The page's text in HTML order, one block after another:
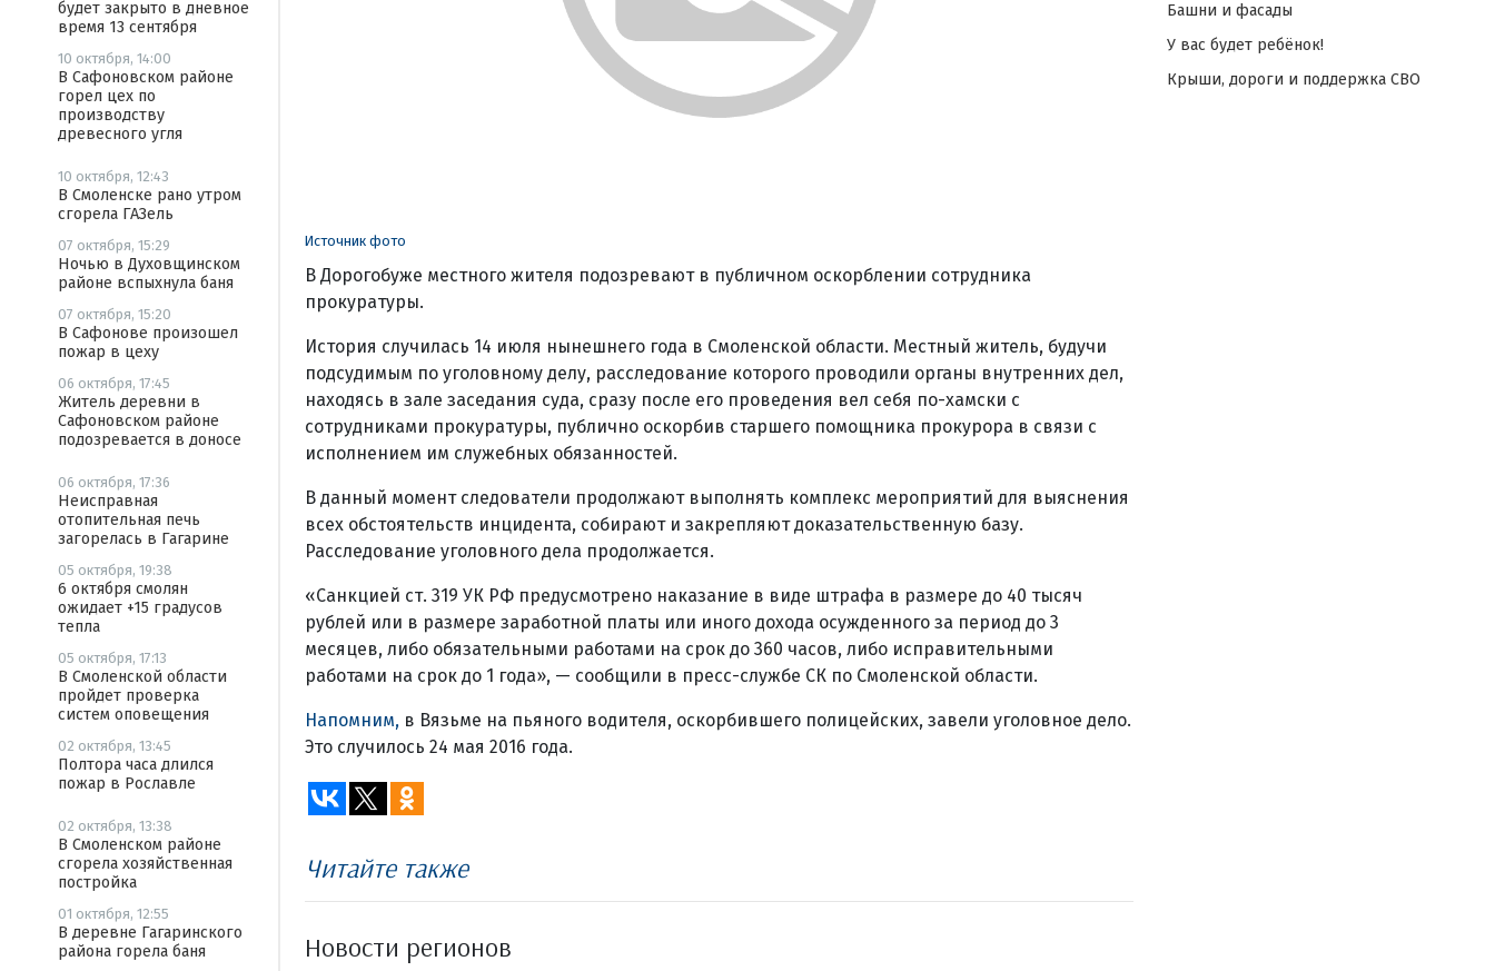
будет закрыто в дневное
время 13 сентября
10 октября, 14:00
В Сафоновском районе
горел цех по
производству
древесного угля
10 октября, 12:43
В Смоленске рано утром
сгорела ГАЗель
07 октября, 15:29
Ночью в Духовщинском
районе вспыхнула баня
07 октября, 15:20
В Сафонове произошел
пожар в цеху
06 октября, 17:45
Житель деревни в
Сафоновском районе
подозревается в доносе
06 октября, 17:36
Неисправная
отопительная печь
загорелась в Гагарине
05 октября, 19:38
6 октября смолян
ожидает +15 градусов
тепла
05 октября, 17:13
В Смоленской области
пройдет проверка
систем оповещения
02 октября, 13:45
Полтора часа длился
пожар в Рославле
02 октября, 13:38
В Смоленском районе
сгорела хозяйственная
постройка
01 октября, 12:55
В деревне Гагаринского
района горела баня
Источник фото
В Дорогобуже местного жителя подозревают в публичном оскорблении сотрудника
прокуратуры.
История случилась 14 июля нынешнего года в Смоленской области. Местный житель, будучи
подсудимым по уголовному делу, расследование которого проводили органы внутренних дел,
находясь в зале заседания суда, сразу после его проведения вел себя по-хамски с
сотрудниками прокуратуры, публично оскорбив старшего помощника прокурора в связи с
исполнением им служебных обязанностей.
В данный момент следователи продолжают выполнять комплекс мероприятий для выяснения
всех обстоятельств инцидента, собирают и закрепляют доказательственную базу.
Расследование уголовного дела продолжается.
«Санкцией ст. 319 УК РФ предусмотрено наказание в виде штрафа в размере до 40 тысяч
рублей или в размере заработной платы или иного дохода осужденного за период до 3
месяцев, либо обязательными работами на срок до 360 часов, либо исправительными
работами на срок до 1 года», — сообщили в пресс-службе СК по Смоленской области.
Напомним, в Вязьме на пьяного водителя, оскорбившего полицейских, завели уголовное дело.
Это случилось 24 мая 2016 года.
Читайте также
Новости регионов
Башни и фасады
У вас будет ребёнок!
Крыши, дороги и поддержка СВО